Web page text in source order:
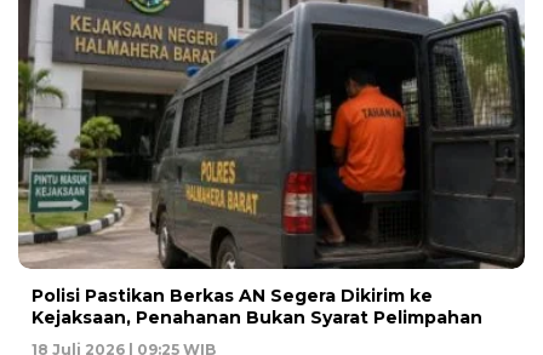
Polisi Pastikan Berkas AN Segera Dikirim ke
Kejaksaan, Penahanan Bukan Syarat Pelimpahan
18 Juli 2026 | 09:25 WIB